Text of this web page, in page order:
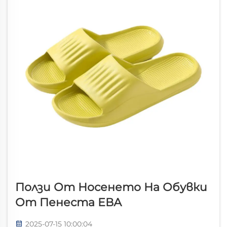
Ползи От Носенето На Обувки
От Пенеста ЕВА
2025-07-15 10:00:04